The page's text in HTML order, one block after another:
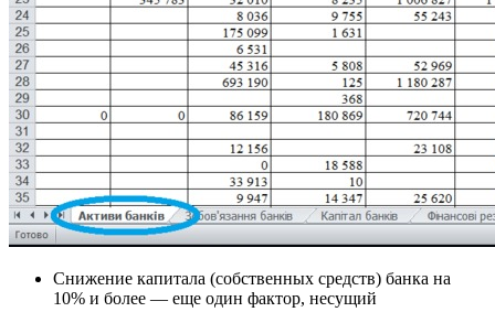
Снижение капитала (собственных средств) банка на
10% и более — еще один фактор, несущий